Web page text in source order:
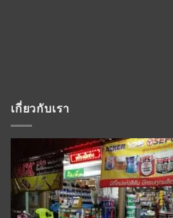
เกี่ยวกับเรา